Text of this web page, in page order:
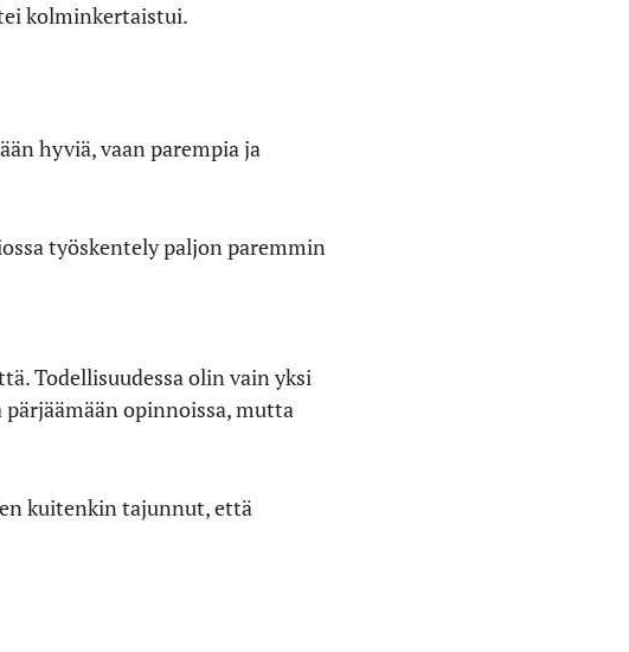
kolminkertaistui.
hyviä, vaan parempia ja
työskentely paljon paremmin
Todellisuudessa olin vain yksi
opinnoissa, mutta
kuitenkin tajunnut, että